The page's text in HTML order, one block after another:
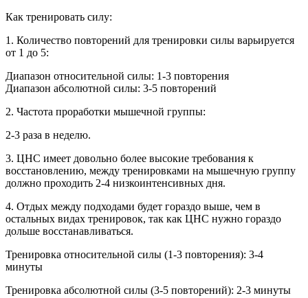
Как тренировать силу:
1. Количество повторений для тренировки силы варьируется
от 1 до 5:
Диапазон относительной силы: 1-3 повторения
Диапазон абсолютной силы: 3-5 повторений
2. Частота проработки мышечной группы:
2-3 раза в неделю.
3. ЦНС имеет довольно более высокие требования к
восстановлению, между тренировками на мышечную группу
должно проходить 2-4 низкоинтенсивных дня.
4. Отдых между подходами будет гораздо выше, чем в
остальных видах тренировок, так как ЦНС нужно гораздо
дольше восстанавливаться.
Тренировка относительной силы (1-3 повторения): 3-4
минуты
Тренировка абсолютной силы (3-5 повторений): 2-3 минуты